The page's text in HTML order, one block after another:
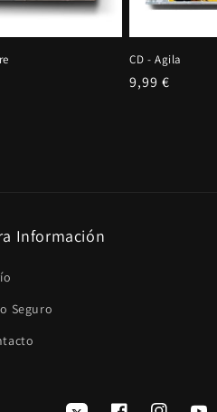
CD - Agila
Precio
9,99 €
Información
Seguro